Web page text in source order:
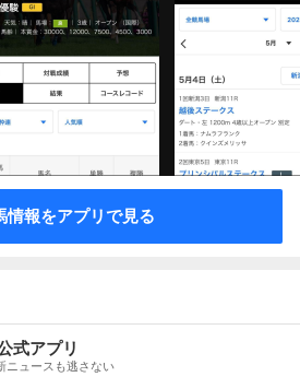
情報をアプリで見る
式アプリ
ニュースも逃さない